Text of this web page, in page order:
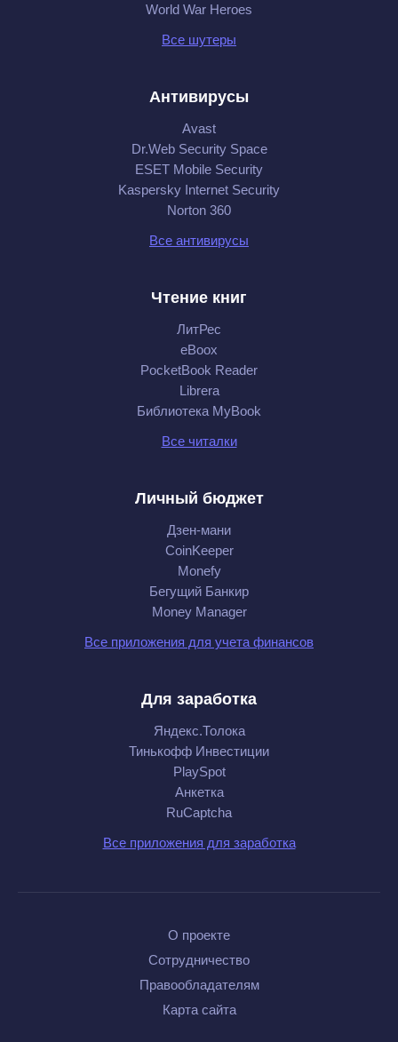
World War Heroes
Все шутеры
Антивирусы
Avast
Dr.Web Security Space
ESET Mobile Security
Kaspersky Internet Security
Norton 360
Все антивирусы
Чтение книг
ЛитРес
eBoox
PocketBook Reader
Librera
Библиотека MyBook
Все читалки
Личный бюджет
Дзен-мани
CoinKeeper
Monefy
Бегущий Банкир
Money Manager
Все приложения для учета финансов
Для заработка
Яндекс.Толока
Тинькофф Инвестиции
PlaySpot
Анкетка
RuCaptcha
Все приложения для заработка
О проекте
Сотрудничество
Правообладателям
Карта сайта